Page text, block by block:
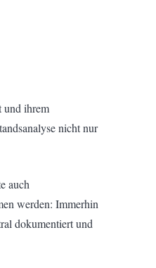
und ihrem
nicht nur
auch
werden: Immerhin
dokumentiert und